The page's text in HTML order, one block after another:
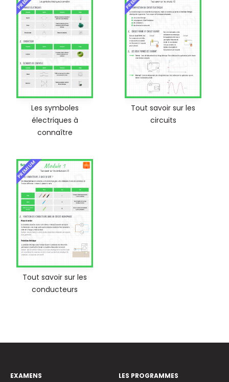
Les symboles
électriques à
connaître
Tout savoir sur les
circuits
PREMIUM
Tout savoir sur les
conducteurs
EXAMENS
LES PROGRAMMES